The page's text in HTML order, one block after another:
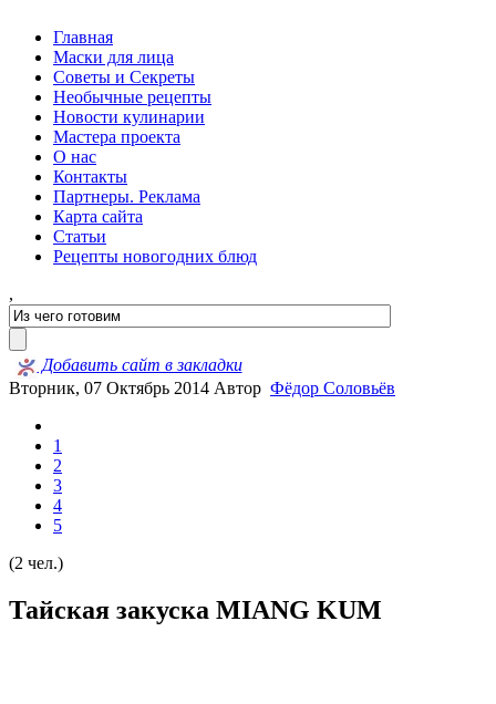
Главная
Маски для лица
Советы и Секреты
Необычные рецепты
Новости кулинарии
Мастера проекта
О нас
Контакты
Партнеры. Реклама
Карта сайта
Статьи
Рецепты новогодних блюд
,
Добавить сайт в закладки
Вторник, 07 Октябрь 2014 Автор Фёдор Соловьёв
1
2
3
4
5
(2 чел.)
Тайская закуска MIANG KUM